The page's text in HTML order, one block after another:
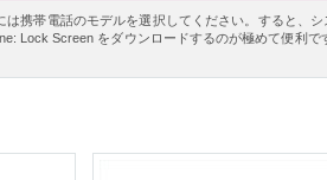
携帯電話のモデルを選択してください。すると、
Lock Screen をダウンロードするのが極めて便利